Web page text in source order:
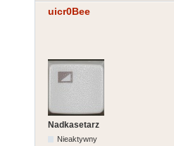
uicr0Bee
Nadkasetarz
Nieaktywny